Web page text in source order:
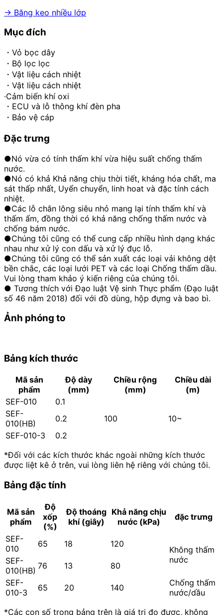
→ Băng keo nhiều lớp
Mục đích
・Vỏ bọc dây
・Bộ lọc lọc
・Vật liệu cách nhiệt
・Vật liệu cách nhiệt
·Cảm biến khí oxi
・ECU và lỗ thông khí đèn pha
・Bảo vệ cáp
Đặc trưng
●Nó vừa có tính thấm khí vừa hiệu suất chống thấm
nước.
●Nó có khả Khả năng chịu thời tiết, kháng hóa chất, ma
sát thấp nhất, Uyển chuyển, linh hoat và đặc tính cách
nhiệt.
●Các lỗ chân lông siêu nhỏ mang lại tính thấm khí và
thấm ẩm, đồng thời có khả năng chống thấm nước và
chống bám nước.
●Chúng tôi cũng có thể cung cấp nhiều hình dạng khác
nhau như xử lý con dấu và xử lý đục lỗ.
●Chúng tôi cũng có thể sản xuất các loại vải không dệt
bền chắc, các loại lưới PET và các loại Chống thấm dầu.
Vui lòng tham khảo ý kiến riêng của chúng tôi.
● Tương thích với Đạo luật Vệ sinh Thực phẩm (Đạo luật
số 46 năm 2018) đối với đồ dùng, hộp đựng và bao bì.
Ảnh phóng to
Bảng kích thước
Mã sản
phẩm
Độ dày
(mm)
Chiều rộng
(mm)
Chiều dài
(m)
SEF-010
0.1
100
10~
SEF-
010(HB)
0.2
SEF-010-3
0.2
*Đối với các kích thước khác ngoài những kích thước
được liệt kê ở trên, vui lòng liên hệ riêng với chúng tôi.
Bảng đặc tính
Mã sản
phẩm
Độ
xốp
(%)
Độ thoáng
khí (giây)
Khả năng chịu
nước (kPa)
đặc trưng
SEF-
010
65 18 120
Không thấm
nước
SEF-
010(HB) 76 13
80
SEF-
010-3
65 20 140
Chống thấm
nước/dầu
*Các con số trong bảng trên là giá trị đo được, không